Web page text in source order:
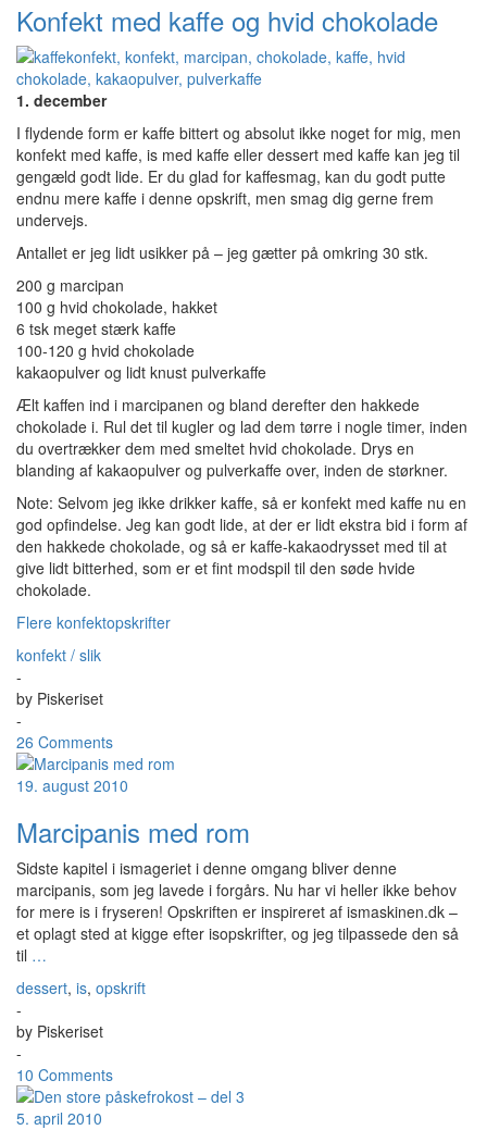
Konfekt med kaffe og hvid chokolade
1. december
I flydende form er kaffe bittert og absolut ikke noget for mig, men
konfekt med kaffe, is med kaffe eller dessert med kaffe kan jeg til
gengæld godt lide. Er du glad for kaffesmag, kan du godt putte
endnu mere kaffe i denne opskrift, men smag dig gerne frem
undervejs.
Antallet er jeg lidt usikker på – jeg gætter på omkring 30 stk.
200 g marcipan
100 g hvid chokolade, hakket
6 tsk meget stærk kaffe
100-120 g hvid chokolade
kakaopulver og lidt knust pulverkaffe
Ælt kaffen ind i marcipanen og bland derefter den hakkede
chokolade i. Rul det til kugler og lad dem tørre i nogle timer, inden
du overtrækker dem med smeltet hvid chokolade. Drys en
blanding af kakaopulver og pulverkaffe over, inden de størkner.
Note: Selvom jeg ikke drikker kaffe, så er konfekt med kaffe nu en
god opfindelse. Jeg kan godt lide, at der er lidt ekstra bid i form af
den hakkede chokolade, og så er kaffe-kakaodrysset med til at
give lidt bitterhed, som er et fint modspil til den søde hvide
chokolade.
Flere konfektopskrifter
konfekt / slik
-
by Piskeriset
-
26 Comments
19. august 2010
Marcipanis med rom
Sidste kapitel i ismageriet i denne omgang bliver denne
marcipanis, som jeg lavede i forgårs. Nu har vi heller ikke behov
for mere is i fryseren! Opskriften er inspireret af ismaskinen.dk –
et oplagt sted at kigge efter isopskrifter, og jeg tilpassede den så
til …
dessert, is, opskrift
-
by Piskeriset
-
10 Comments
5. april 2010